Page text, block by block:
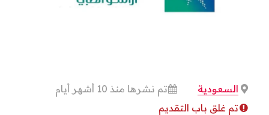
السعودية
تم نشرها منذ 10 أشهر أيام
تم غلق باب التقديم